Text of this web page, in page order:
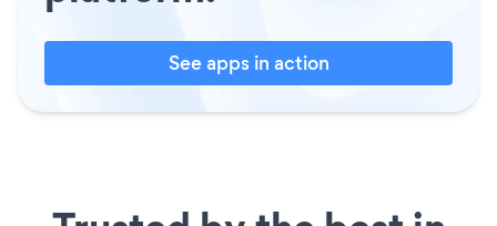
See apps in action